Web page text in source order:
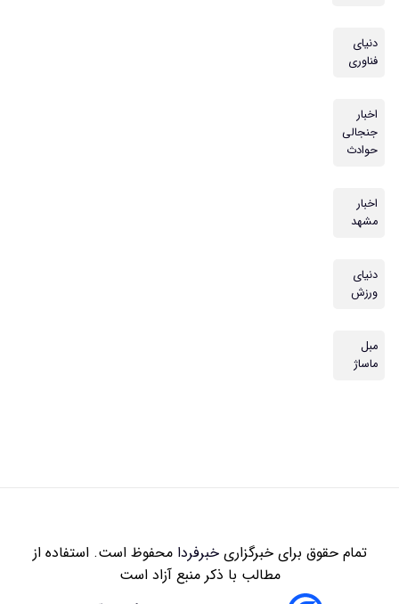
دنیای
فناوری
اخبار
جنجالی
حوادث
اخبار
مشهد
دنیای
ورزش
مبل
ماساژ
تمام حقوق برای خبرگزاریخبرفردامحفوظ است. استفاده از
مطالب با ذکر منبع آزاد است